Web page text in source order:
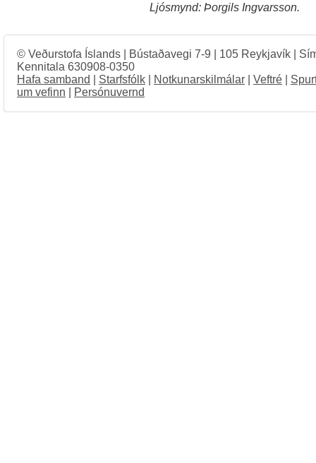
Ljósmynd: Þorgils Ingvarsson.
© Veðurstofa Íslands | Bústaðavegi 7-9 | 105 Reykjavík |
Kennitala 630908-0350
Hafa samband
Starfsfólk Notkunarskilmálar Veftré
um vefinn
Persónuvernd